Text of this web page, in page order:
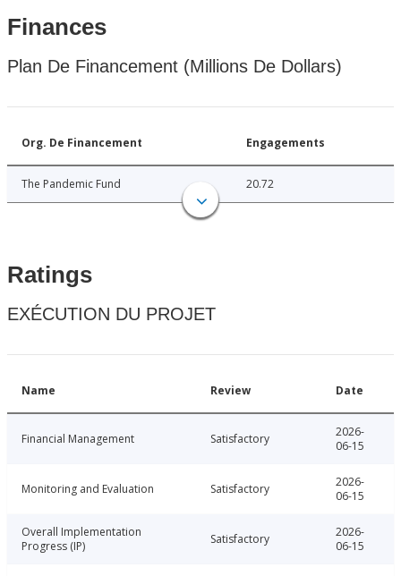
Finances
Plan De Financement (Millions De Dollars)
Org. De Financement Engagements
The Pandemic Fund 20.72
Ratings
EXÉCUTION DU PROJET
Name Review Date
Financial Management Satisfactory
2026-
06-15
Monitoring and Evaluation Satisfactory
2026-
06-15
Overall Implementation
Progress (IP)
Satisfactory
2026-
06-15